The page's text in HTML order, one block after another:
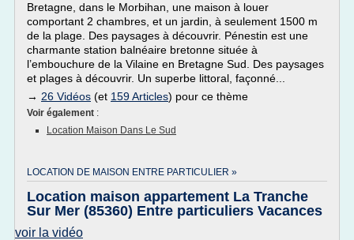
Bretagne, dans le Morbihan, une maison à louer
comportant 2 chambres, et un jardin, à seulement 1500 m
de la plage. Des paysages à découvrir. Pénestin est une
charmante station balnéaire bretonne située à
l’embouchure de la Vilaine en Bretagne Sud. Des paysages
et plages à découvrir. Un superbe littoral, façonné...
→ 26 Vidéos (et 159 Articles) pour ce thème
Voir également :
Location Maison Dans Le Sud
LOCATION DE MAISON ENTRE PARTICULIER »
Location maison appartement La Tranche
Sur Mer (85360) Entre particuliers Vacances
voir la vidéo